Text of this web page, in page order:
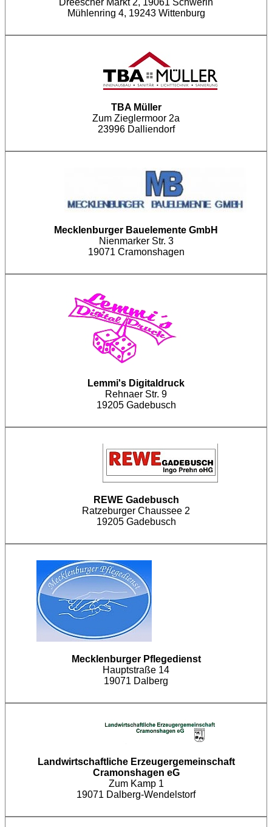
Dreescher Markt 2, 19061 Schwerin
Mühlenring 4, 19243 Wittenburg
TBA Müller
Zum Zieglermoor 2a
23996 Dalliendorf
Mecklenburger Bauelemente GmbH
Nienmarker Str. 3
19071 Cramonshagen
Lemmi's Digitaldruck
Rehnaer Str. 9
19205 Gadebusch
REWE Gadebusch
Ratzeburger Chaussee 2
19205 Gadebusch
Mecklenburger Pflegedienst
Hauptstraße 14
19071 Dalberg
Landwirtschaftliche Erzeugergemeinschaft
Cramonshagen eG
Zum Kamp 1
19071 Dalberg-Wendelstorf